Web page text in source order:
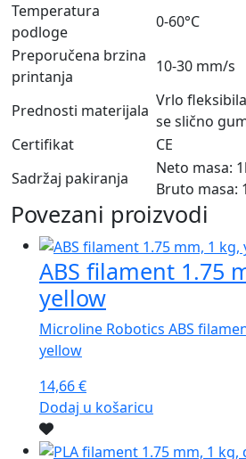
Temperatura
podloge
0-60°C
Preporučena brzina
printanja
10-30 mm/s
Prednosti materijala
Vrlo
se slično
Certifikat
CE
Sadržaj pakiranja
Neto masa:
Bruto masa:
Povezani proizvodi
ABS filament 1.75
yellow
Microline Robotics ABS
yellow
14,66€
Dodaj u košaricu